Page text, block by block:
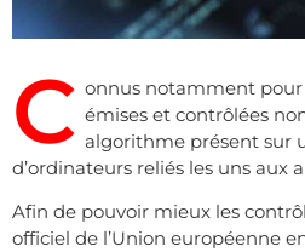
C onnus notamment pour
émises et contrôlées
algorithme présent sur
d’ordinateurs reliés les uns aux
Afin de pouvoir mieux les
officiel de l’Union européenne